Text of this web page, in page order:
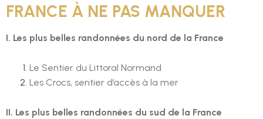
FRANCE À NE PAS MANQUER
I. Les plus belles randonnées du nord de la France
Le Sentier du Littoral Normand
Les Crocs, sentier d’accès à la mer
II. Les plus belles randonnées du sud de la France